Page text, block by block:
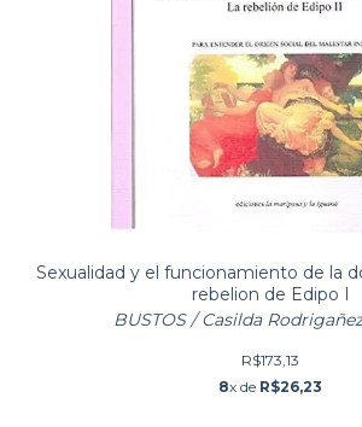
Sexualidad y el funcionamiento de la
rebelion de Edipo I
BUSTOS / Casilda
R$173,13
8x de R$26,23